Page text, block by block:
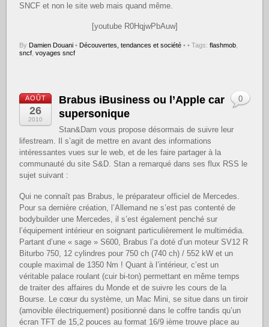
SNCF et non le site web mais quand même.
[youtube R0HqjwPbAuw]
By Damien Douani • Découvertes, tendances et société • • Tags:flashmob
sncf ,voyages sncf
AOÛT
26
2010
Brabus iBusiness ou l’Apple car
supersonique
Stan&Dam vous propose désormais de suivre leur
lifestream. Il s’agit de mettre en avant des informations
intéressantes vues sur le web, et de les faire partager à la
communauté du site S&D. Stan a remarqué dans ses flux RSS le
sujet suivant :
Qui ne connaît pas Brabus, le préparateur officiel de Mercedes.
Pour sa dernière création, l’Allemand ne s’est pas contenté de
bodybuilder une Mercedes, il s’est également penché sur
l’équipement intérieur en soignant particulièrement le multimédia.
Partant d’une « sage » S600, Brabus l’a doté d’un moteur SV12 R
Biturbo 750, 12 cylindres pour 750 ch (740 ch) / 552 kW et un
couple maximal de 1350 Nm ! Quant à l’intérieur, c’est un
véritable palace roulant (cuir bi-ton) permettant en même temps
de traiter des affaires du Monde et de suivre les cours de la
Bourse. Le cœur du système, un Mac Mini, se situe dans un tiroir
(amovible électriquement) positionné dans le coffre tandis qu’un
écran TFT de 15,2 pouces au format 16/9 ième trouve place au
0